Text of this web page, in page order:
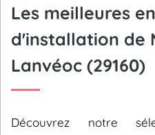
Les meilleures
d'installation de
Lanvéoc (29160)
Découvrez notre